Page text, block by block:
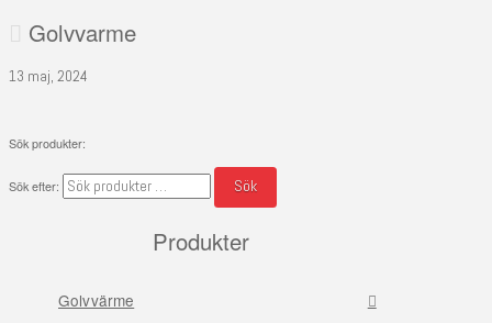
Golvvarme
13 maj, 2024
Sök produkter:
Sök efter: Sök
Produkter
Golvvärme